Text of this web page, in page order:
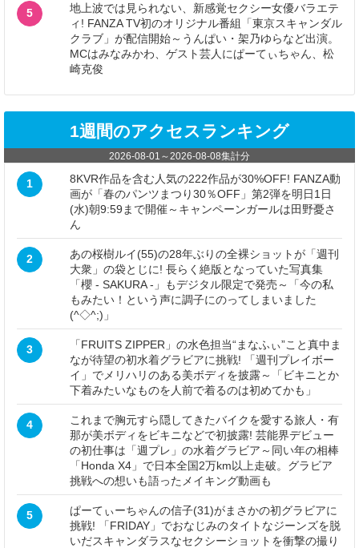
5
地上波では見られない、新感覚セクシー女優バラエテ
ィ! FANZA TV初のオリジナル番組「東京スキャンダル
クラブ」が配信開始～うんぱい・架乃ゆらなど出演。
MCはみなみかわ、ゲスト芸人にぱーてぃちゃん、松
崎克俊
1週間のアクセスランキング
2026-08-01 ～2026-08-08集計分
1
8KVR作品を含む人気の222作品が30%OFF! FANZA動
画が「春のパンツまつり30％OFF」第2弾を明日1日
(水)朝9:59まで開催～キャンペーンガールは田野憂さ
ん
2
あの桜樹ルイ(55)の28年ぶりの全裸ショットが「週刊
大衆」の袋とじに! 長らく絶版となっていた写真集
「櫻 - SAKURA -」もデジタル限定で発売～「今の私
もみたい！という声に調子にのってしまいました
(^◇^;)」
3
「FRUITS ZIPPER」の水色担当“まなふぃ”こと真中ま
なが待望の初水着グラビアに挑戦! 「週刊プレイボー
イ」でメリハリのある美ボディを披露～「ビキニとか
下着みたいなものを人前で着るのは初めてかも」
4
これまで胸元すら隠してきたバイクを愛する旅人・有
那が美ボディをビキニなどで初披露! 芸能界デビュー
の初仕事は「週プレ」の水着グラビア～同い年の相棒
「Honda X4」で日本全国2万km以上走破。グラビア
挑戦への想いも語ったメイキング動画も
5
ぱーてぃーちゃんの信子(31)がまさかの初グラビアに
挑戦! 「FRIDAY」でおなじみのタイトなジーンズを脱
いだスキャンダラスなセクシーショットを衝撃の撮り